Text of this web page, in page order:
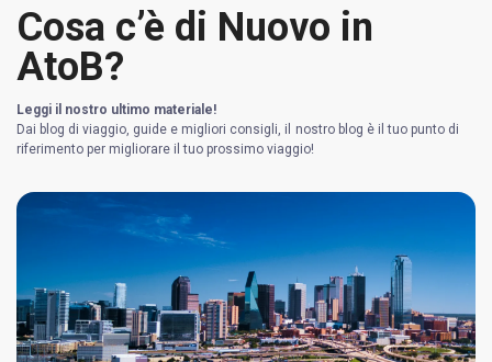
Cosa c’è di Nuovo in
AtoB?
Leggi il nostro ultimo materiale!
Dai blog di viaggio, guide e migliori consigli, il nostro blog è il tuo punto di
riferimento per migliorare il tuo prossimo viaggio!